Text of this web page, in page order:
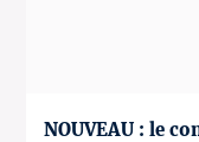
NOUVEAU : le